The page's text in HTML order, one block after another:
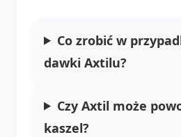
Co zrobić w
dawki Axtilu?
Czy Axtil może
kaszel?